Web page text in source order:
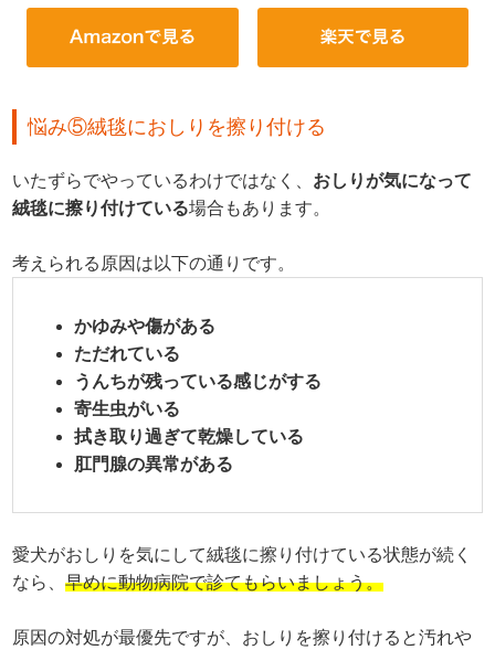
悩み⑤絨毯におしりを擦り付ける
いたずらでやっているわけではなく、 おしりが気になって
絨毯に擦り付けている場合もあります。
考えられる原因は以下の通りです。
かゆみや傷がある
ただれている
うんちが残っている感じがする
寄生虫がいる
拭き取り過ぎて乾燥している
肛門腺の異常がある
愛犬がおしりを気にして絨毯に擦り付けている状態が続く
なら、早めに動物病院で診てもらいましょう。
原因の対処が最優先ですが、おしりを擦り付けると汚れや